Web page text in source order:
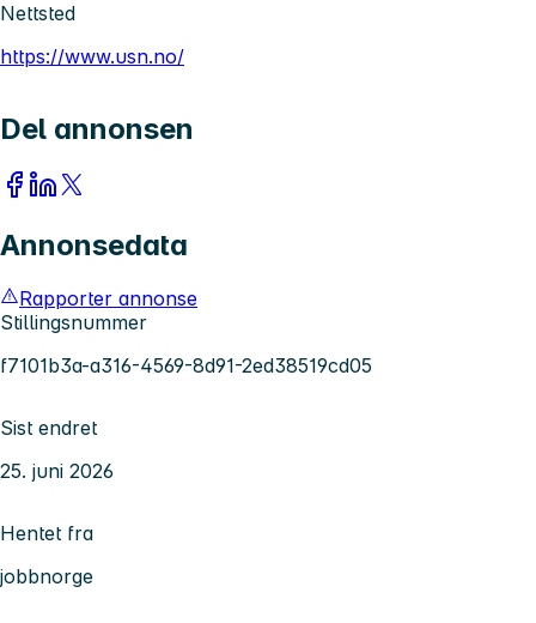
Nettsted
https://www.usn.no/
Del annonsen
Annonsedata
Rapporter annonse
Stillingsnummer
f7101b3a-a316-4569-8d91-2ed38519cd05
Sist endret
25. juni 2026
Hentet fra
jobbnorge